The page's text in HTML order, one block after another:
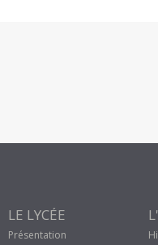
LE LYCÉE
Présentation